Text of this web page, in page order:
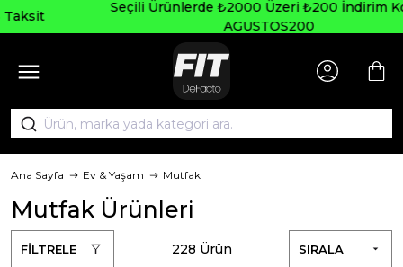
Seçili Ürünlerde ₺2000 Üzeri ₺200 İndirim Kodu:
AGUSTOS200
Ana Sayfa Ev & Yaşam Mutfak
Mutfak Ürünleri
FİLTRELE SIRALA
228 Ürün